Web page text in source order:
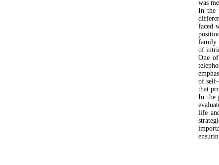
was
In the
faced
family
of
One
of self-
that
In the
life